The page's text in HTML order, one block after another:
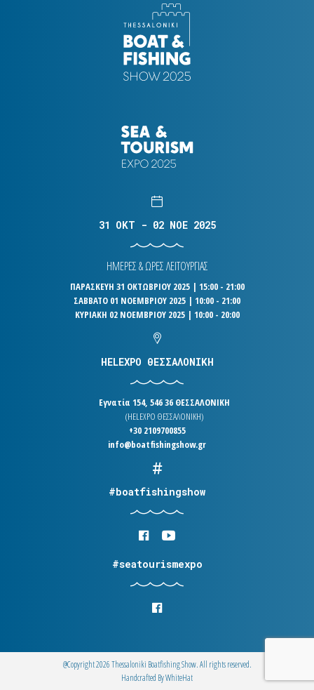
31 OKT - 02 NOE 2025
ΗΜΕΡΕΣ & ΩΡΕΣ ΛΕΙΤΟΥΡΓΙΑΣ
ΠΑΡΑΣΚΕΥΗ 31 ΟΚΤΩΒΡΙΟΥ 2025 | 15:00 - 21:00
ΣΑΒΒΑΤΟ 01 ΝΟΕΜΒΡΙΟΥ 2025 | 10:00 - 21:00
ΚΥΡΙΑΚΗ 02 ΝΟΕΜΒΡΙΟΥ 2025 | 10:00 - 20:00
HELEXPO ΘΕΣΣΑΛΟΝΙΚΗ
Εγνατία 154, 546 36 ΘΕΣΣΑΛΟΝΙΚΗ
(HELEXPO ΘΕΣΣΑΛΟΝΙΚΗ)
+30 2109700855
info@boatfishingshow.gr
#boatfishingshow
#seatourismexpo
@Copyright 2026 Thessaloniki Boatfishing Show. All rights reserved.
Handcrafted ByWhiteΗat